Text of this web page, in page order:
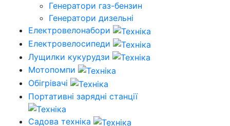
Генератори газ-бензин
Генератори дизельні
Електровелонабори
Електровелосипеди
Лущилки кукурудзи
Мотопомпи
Обігрівачі
Портативні зарядні станції
Садова техніка